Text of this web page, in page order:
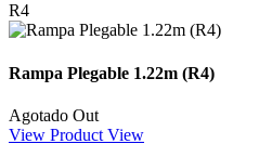
R4
Rampa Plegable 1.22m (R4)
Agotado Out
View Product View